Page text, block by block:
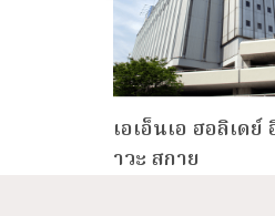
เอเอ็นเอ ฮอลิเด
าวะ สกาย